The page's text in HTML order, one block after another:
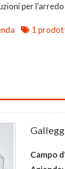
per
1
Campo